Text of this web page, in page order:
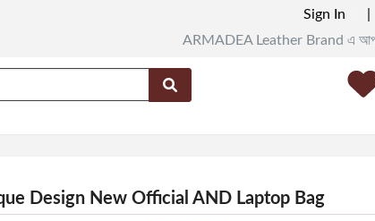
Sign In
ARMADEA Leather Brand এ আপনাকে স্বাগতম
Design New Official AND Laptop Bag